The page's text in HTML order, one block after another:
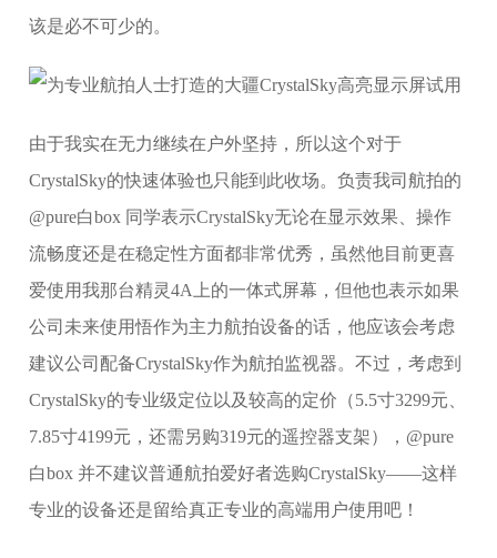
该是必不可少的。
由于我实在无力继续在户外坚持，所以这个对于
CrystalSky的快速体验也只能到此收场。负责我司航拍的
@pure白box 同学表示CrystalSky无论在显示效果、操作
流畅度还是在稳定性方面都非常优秀，虽然他目前更喜
爱使用我那台精灵4A上的一体式屏幕，但他也表示如果
公司未来使用悟作为主力航拍设备的话，他应该会考虑
建议公司配备CrystalSky作为航拍监视器。不过，考虑到
CrystalSky的专业级定位以及较高的定价（5.5寸3299元、
7.85寸4199元，还需另购319元的遥控器支架），@pure
白box 并不建议普通航拍爱好者选购CrystalSky——这样
专业的设备还是留给真正专业的高端用户使用吧！